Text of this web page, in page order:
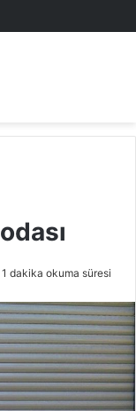
1 dakika okuma süresi